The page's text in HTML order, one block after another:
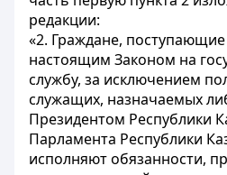
редакции:
«2. Граждане, поступающие
настоящим Законом на
службу, за исключением
служащих, назначаемых
Президентом Республики
Парламента Республики
исполняют обязанности,